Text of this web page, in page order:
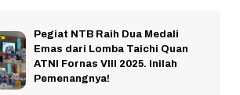
Pegiat NTB Raih Dua Medali
Emas dari Lomba Taichi Quan
ATNI Fornas VIII 2025. Inilah
Pemenangnya!